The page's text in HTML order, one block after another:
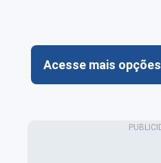
Acesse mais